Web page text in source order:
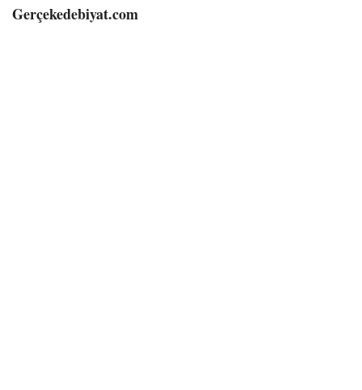
Gerçekedebiyat.com